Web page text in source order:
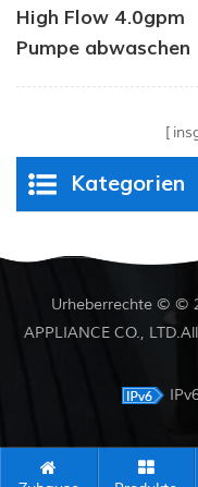
High Flow 4.0gpm
Pumpe abwaschen
Kategorien
Urheberrechte © ©
APPLIANCE CO.,